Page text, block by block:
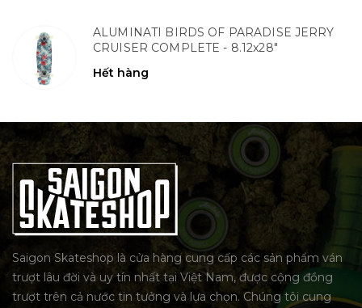
ALUMINATI BIRDS OF PARADISE JERRY
CRUISER COMPLETE - 8.12x28"
Hết hàng
Saigon Skateshop là cửa hàng cung cấp các sản phẩm ván
trượt lâu đời và uy tín nhất tại Việt Nam, được cộng đồng
trượt trên cả nước tin tưởng và lựa chọn. Chúng tôi cung